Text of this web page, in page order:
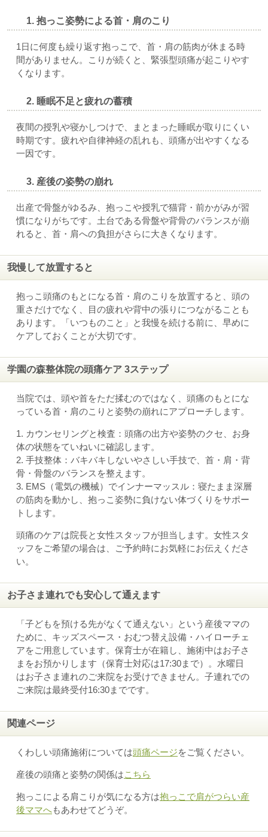
1. 抱っこ姿勢による首・肩のこり
1日に何度も繰り返す抱っこで、首・肩の筋肉が休まる時
間がありません。こりが続くと、緊張型頭痛が起こりやす
くなります。
2. 睡眠不足と疲れの蓄積
夜間の授乳や寝かしつけで、まとまった睡眠が取りにくい
時期です。疲れや自律神経の乱れも、頭痛が出やすくなる
一因です。
3. 産後の姿勢の崩れ
出産で骨盤がゆるみ、抱っこや授乳で猫背・前かがみが習
慣になりがちです。土台である骨盤や背骨のバランスが崩
れると、首・肩への負担がさらに大きくなります。
我慢して放置すると
抱っこ頭痛のもとになる首・肩のこりを放置すると、頭の
重さだけでなく、目の疲れや背中の張りにつながることも
あります。「いつものこと」と我慢を続ける前に、早めに
ケアしておくことが大切です。
学園の森整体院の頭痛ケア 3ステップ
当院では、頭や首をただ揉むのではなく、頭痛のもとにな
っている首・肩のこりと姿勢の崩れにアプローチします。
1. カウンセリングと検査：頭痛の出方や姿勢のクセ、お身
体の状態をていねいに確認します。
2. 手技整体：バキバキしないやさしい手技で、首・肩・背
骨・骨盤のバランスを整えます。
3. EMS（電気の機械）でインナーマッスル：寝たまま深層
の筋肉を動かし、抱っこ姿勢に負けない体づくりをサポー
トします。
頭痛のケアは院長と女性スタッフが担当します。女性スタ
ッフをご希望の場合は、ご予約時にお気軽にお伝えくださ
い。
お子さま連れでも安心して通えます
「子どもを預ける先がなくて通えない」という産後ママの
ために、キッズスペース・おむつ替え設備・ハイローチェ
アをご用意しています。保育士が在籍し、施術中はお子さ
まをお預かりします（保育士対応は17:30まで）。水曜日
はお子さま連れのご来院をお受けできません。子連れでの
ご来院は最終受付16:30までです。
関連ページ
くわしい頭痛施術については頭痛ページをご覧ください。
産後の頭痛と姿勢の関係はこちら
抱っこによる肩こりが気になる方は抱っこで肩がつらい産
後ママへもあわせてどうぞ。